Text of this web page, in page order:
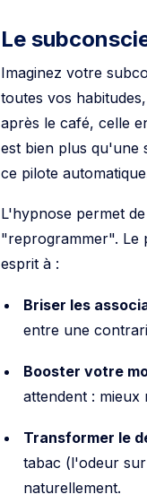
Le
Imaginez votre
toutes vos
après le café, celle
est bien plus qu'une
ce pilote
L'hypnose permet
"reprogrammer". Le
esprit à :
Briser les
entre une
Booster votre
attendent :
Transformer le
tabac (l'odeur
naturellement.